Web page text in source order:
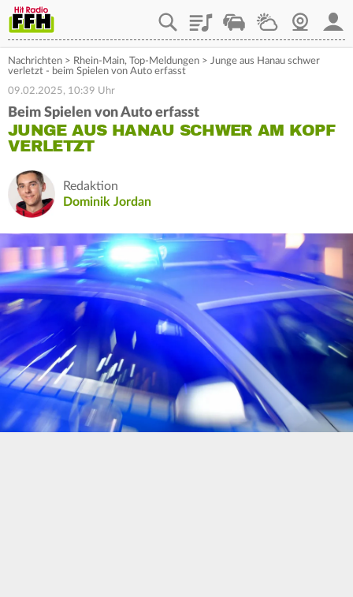
PlaylistStaupilotWetterWebcam
Nachrichten > Rhein-Main, Top-Meldungen > Junge aus Hanau schwer
verletzt - beim Spielen von Auto erfasst
09.02.2025, 10:39 Uhr
Beim Spielen von Auto erfasst
JUNGE AUS HANAU SCHWER AM KOPF
VERLETZT
Redaktion
Dominik Jordan